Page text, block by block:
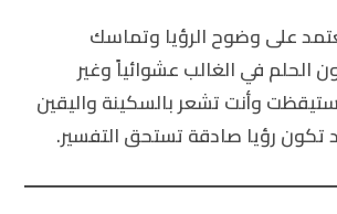
على وضوح الرؤيا وتماسك
الحلم في الغالب عشوائياً وغير
وأنت تشعر بالسكينة واليقين
تكون رؤيا صادقة تستحق التفسير.